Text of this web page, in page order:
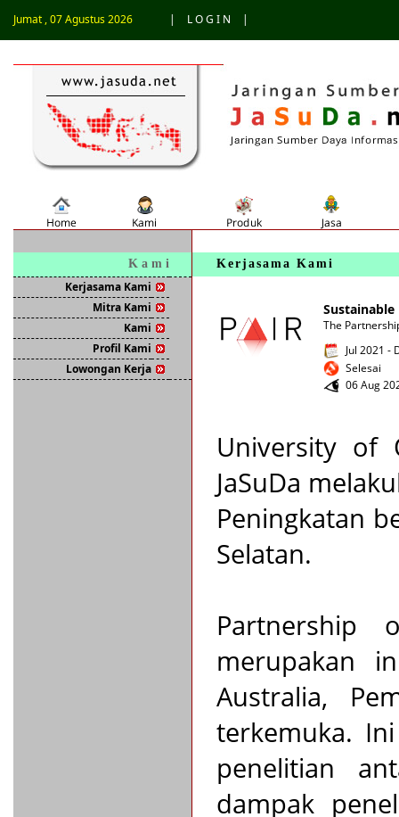
Jumat , 07 Agustus 2026 | L O G I N |
K a m i
Kerjasama Kami
Mitra Kami
Kami
Profil Kami
Lowongan Kerja
Kerjasama Kami
The
Jul 2021 -
Selesai
06 Aug
University of
JaSuDa
Peningkatan
Selatan.
Partnership
merupakan
Australia,
terkemuka.
penelitian
dampak